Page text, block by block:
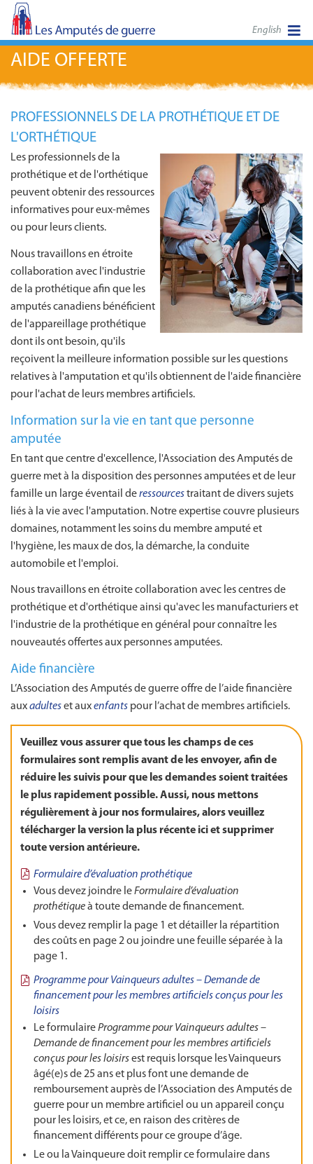
English
AIDE OFFERTE
PROFESSIONNELS DE LA PROTHÉTIQUE ET DE
L'ORTHÉTIQUE
Les professionnels de la
prothétique et de l'orthétique
peuvent obtenir des ressources
informatives pour eux-mêmes
ou pour leurs clients.
Nous travaillons en étroite
collaboration avec l'industrie
de la prothétique afin que les
amputés canadiens bénéficient
de l'appareillage prothétique
dont ils ont besoin, qu'ils
reçoivent la meilleure information possible sur les questions
relatives à l'amputation et qu'ils obtiennent de l'aide financière
pour l'achat de leurs membres artificiels.
Information sur la vie en tant que personne
amputée
En tant que centre d'excellence, l'Association des Amputés de
guerre met à la disposition des personnes amputées et de leur
famille un large éventail deressourcestraitant de divers sujets
liés à la vie avec l'amputation. Notre expertise couvre plusieurs
domaines, notamment les soins du membre amputé et
l'hygiène, les maux de dos, la démarche, la conduite
automobile et l'emploi.
Nous travaillons en étroite collaboration avec les centres de
prothétique et d'orthétique ainsi qu'avec les manufacturiers et
l'industrie de la prothétique en général pour connaître les
nouveautés offertes aux personnes amputées.
Aide financière
L’Association des Amputés de guerre offre de l’aide financière
auxadulteset auxenfants pour l’achat de membres artificiels.
Veuillez vous assurer que tous les champs de ces
formulaires sont remplis avant de les envoyer, afin de
réduire les suivis pour que les demandes soient traitées
le plus rapidement possible. Aussi, nous mettons
régulièrement à jour nos formulaires, alors veuillez
télécharger la version la plus récente ici et supprimer
toute version antérieure.
Formulaire d’évaluation prothétique
Vous devez joindre leFormulaire d’évaluation
prothétiqueà toute demande de financement.
Vous devez remplir la page 1 et détailler la répartition
des coûts en page 2 ou joindre une feuille séparée à la
page 1.
Programme pour Vainqueurs adultes – Demande de
financement pour les membres artificiels conçus pour les
loisirs
Le formulaireProgramme pour Vainqueurs adultes –
Demande de financement pour les membres artificiels
conçus pour les loisirsest requis lorsque les Vainqueurs
âgé(e)s de 25 ans et plus font une demande de
remboursement auprès de l’Association des Amputés de
guerre pour un membre artificiel ou un appareil conçu
pour les loisirs, et ce, en raison des critères de
financement différents pour ce groupe d’âge.
Le ou la Vainqueure doit remplir ce formulaire dans